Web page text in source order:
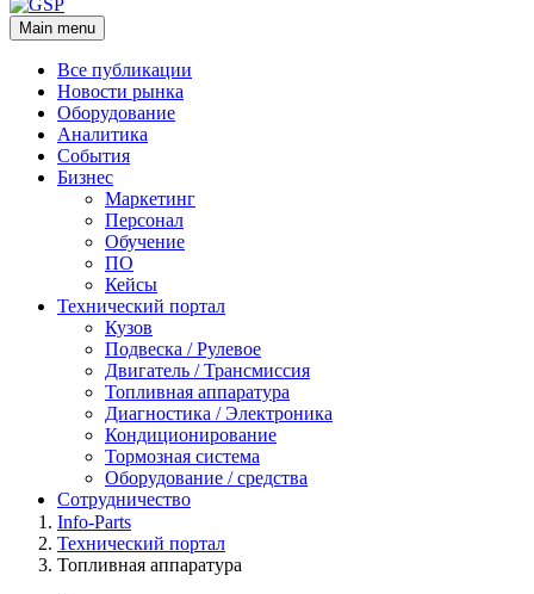
Main menu
Все публикации
Новости рынка
Оборудование
Аналитика
События
Бизнес
Маркетинг
Персонал
Обучение
ПО
Кейсы
Технический портал
Кузов
Подвеска / Рулевое
Двигатель / Трансмиссия
Топливная аппаратура
Диагностика / Электроника
Кондиционирование
Тормозная система
Оборудование / средства
Сотрудничество
Info-Parts
Технический портал
Топливная аппаратура